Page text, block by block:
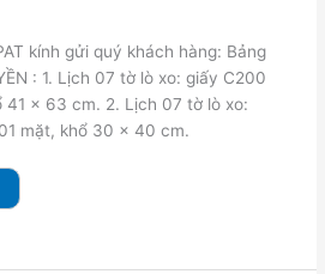
kính gửi quý khách hàng: Bảng
: 1. Lịch 07 tờ lò xo: giấy C200
41 x 63 cm. 2. Lịch 07 tờ lò xo:
mặt, khổ 30 x 40 cm.